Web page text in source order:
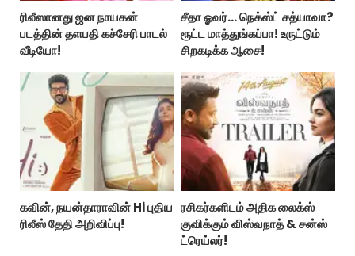
ரிலீஸானது ஜன நாயகன்
படத்தின் தளபதி கச்சேரி பாடல்
வீடியோ!
சீதா ஓவர்… நெக்ஸ்ட் சத்யாவா?
ரூட்ட மாத்துங்கப்பா! உருட்டும்
சிறகடிக்க ஆசை!
கவின், நயன்தாராவின் Hi புதிய
ரிலீஸ் தேதி அறிவிப்பு!
ரசிகர்களிடம் அதிக லைக்ஸ்
குவிக்கும் விஸ்வநாத் & சன்ஸ்
ட்ரெய்லர்!